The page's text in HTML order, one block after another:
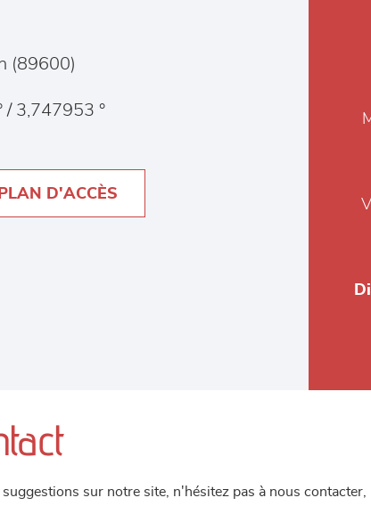
(89600)
/ 3,747953 °
PLAN D'ACCÈS
sur notre site, n'hésitez pas à nous